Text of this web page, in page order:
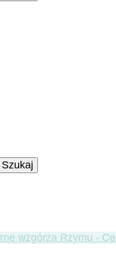
wzgórza Rzymu -